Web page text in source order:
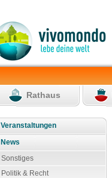
Rathaus
Veranstaltungen
News
Sonstiges
Politik & Recht